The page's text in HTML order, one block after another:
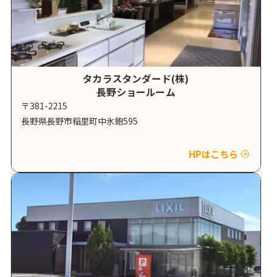
タカラスタンダード(株)
長野ショールーム
〒381-2215
長野県長野市稲里町中氷鉋595
HPはこちら